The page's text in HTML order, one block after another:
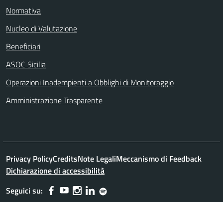
Normativa
Nucleo di Valutazione
Beneficiari
ASOC Sicilia
Operazioni Inadempienti a Obblighi di Monitoraggio
Amministrazione Trasparente
Privacy PolicyCreditsNote LegaliMeccanismo di Feedback
Dichiarazione di accessibilità
Seguici su: